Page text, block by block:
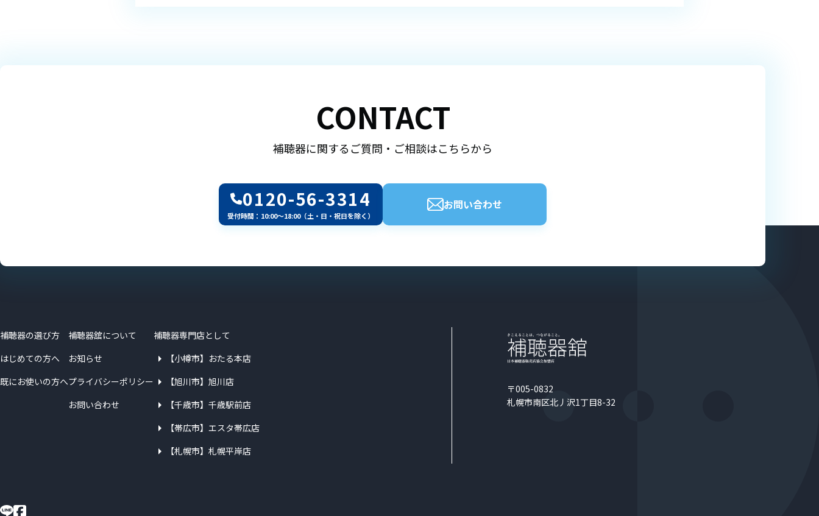
CONTACT
補聴器に関するご質問・ご相談はこちらから
0120-56-3314
受付時間：10:00～18:00（土・日・祝日を除く）
お問い合わせ
補聴器の選び方
はじめての方へ
既にお使いの方へ
補聴器舘について
お知らせ
プライバシーポリシー
お問い合わせ
補聴器専門店として
【小樽市】おたる本店
【旭川市】旭川店
【千歳市】千歳駅前店
【帯広市】エスタ帯広店
【札幌市】札幌平岸店
〒005-0832
札幌市南区北丿沢1丁目8-32